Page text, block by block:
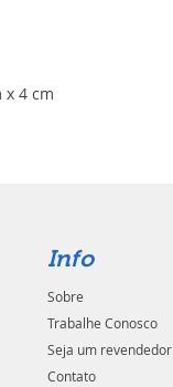
x 4 cm
Info
Sobre
Trabalhe Conosco
Seja um revendedor
Contato